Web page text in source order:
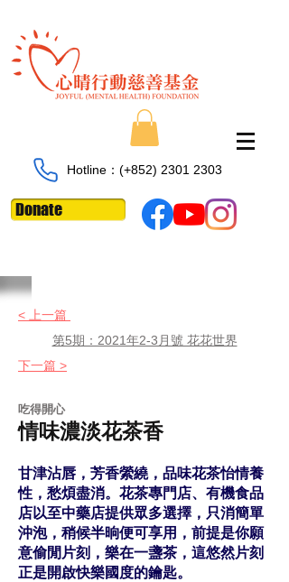
Hotline：​​(+852) 2301 2303
Donate
< 上一篇
第5期：2021年2-3月號 花花世界
下一篇 >
吃得開心
情味濃淡花茶香
甘津沾唇，芳香縈繞，品味花茶怡情養
性，愁煩盡消。花茶專門店、有機食品
店以至中藥店提供眾多選擇，只消簡單
沖泡，稍候半晌便可享用，前提是你願
意偷閒片刻，樂在一盞茶，這悠然片刻
正是開啟快樂國度的鑰匙。